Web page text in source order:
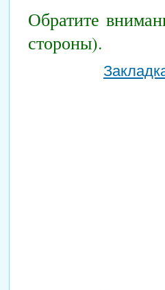
Обратите
стороны).